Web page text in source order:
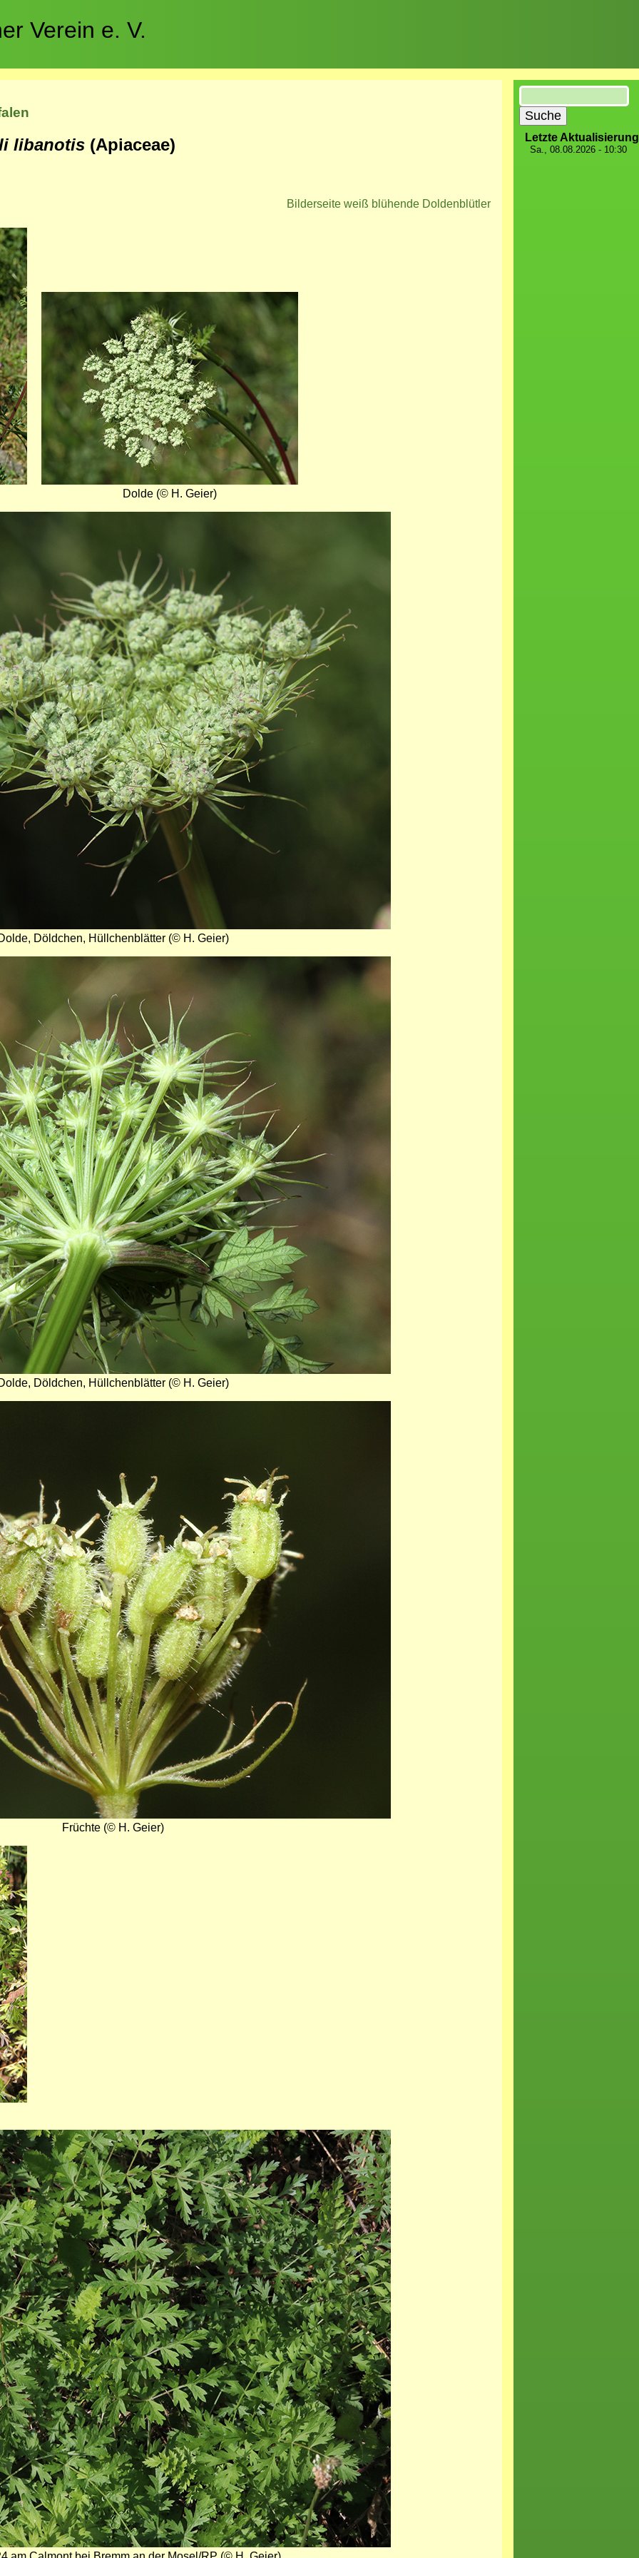
Verein e. V.
libanotis (Apiaceae)
Bilderseite weiß blühende Doldenblütler
Bild
Dolde (© H. Geier)
Döldchen, Hüllchenblätter (© H. Geier)
Döldchen, Hüllchenblätter (© H. Geier)
Früchte (© H. Geier)
Suche
Letzte Aktualisierung
Sa., 08.08.2026 - 10:30